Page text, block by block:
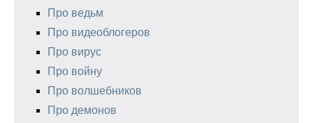
Про ведьм
Про видеоблогеров
Про вирус
Про войну
Про волшебников
Про демонов